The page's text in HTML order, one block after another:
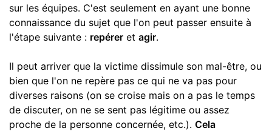
sur les équipes. C'est seulement en ayant une bonne
connaissance du sujet que l'on peut passer ensuite à
l'étape suivante : repérer et agir.
Il peut arriver que la victime dissimule son mal-être, ou
bien que l'on ne repère pas ce qui ne va pas pour
diverses raisons (on se croise mais on a pas le temps
de discuter, on ne se sent pas légitime ou assez
proche de la personne concernée, etc.). Cela